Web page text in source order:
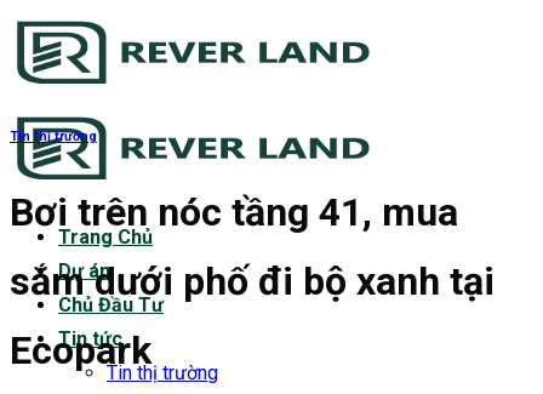
Bỏ
qua
dung
Trang Chủ
Dự án
Chủ Đầu Tư
Tin tức
Tin thị trường
Tin thị trường
Bơi trên nóc tầng 41, mua
sắm dưới phố đi bộ xanh tại
Ecopark